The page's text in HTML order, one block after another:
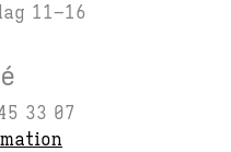
11–16
33 07